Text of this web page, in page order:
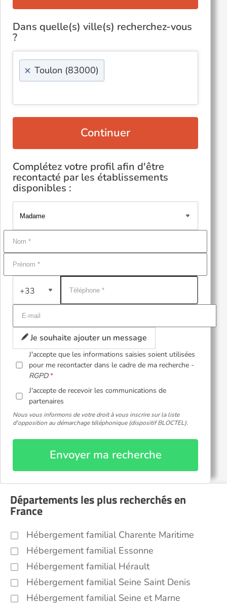
Dans quelle(s) ville(s) recherchez-vous
?
× Toulon (83000)
Continuer
Complétez votre profil afin d'être
recontacté par les établissements
disponibles :
+33
Je souhaite ajouter un message
J'accepte que les informations saisies soient utilisées
pour me recontacter dans le cadre de ma recherche -
RGPD
J'accepte de recevoir les communications de
partenaires
Nous vous informons de votre droit à vous inscrire sur la liste
d'opposition au démarchage téléphonique (dispositif BLOCTEL).
Envoyer ma recherche
Départements les plus recherchés en
France
Hébergement familial Charente Maritime
Hébergement familial Essonne
Hébergement familial Hérault
Hébergement familial Seine Saint Denis
Hébergement familial Seine et Marne